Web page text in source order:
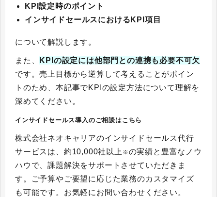
KPI設定時のポイント
インサイドセールスにおけるKPI項目
について解説します。
また、
KPIの設定には他部門との連携も必要不可欠
です。売上目標から逆算して考えることがポイン
トのため、本記事でKPIの設定方法について理解を
深めてください。
インサイドセールス導入のご相談はこちら
株式会社ネオキャリアのインサイドセールス代行
サービスは、約10,000社以上 ※の実績と豊富なノウ
ハウで、課題解決をサポートさせていただきま
す。ご予算やご要望に応じた業務のカスタマイズ
も可能です。お気軽にお問い合わせください。